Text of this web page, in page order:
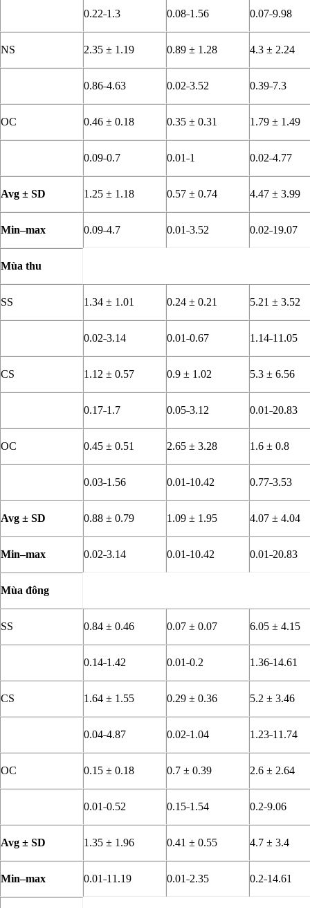
0.22˗1.3 0.08˗1.56 0.07˗9.98
NS 2.35 ± 1.19 0.89 ± 1.28 4.3 ± 2.24
0.86˗4.63 0.02˗3.52 0.39˗7.3
OC 0.46 ± 0.18 0.35 ± 0.31 1.79 ± 1.49
0.09˗0.7 0.01˗1 0.02˗4.77
Avg ± SD 1.25 ± 1.18 0.57 ± 0.74 4.47 ± 3.99
Min–max 0.09˗4.7 0.01˗3.52 0.02˗19.07
Mùa thu
SS 1.34 ± 1.01 0.24 ± 0.21 5.21 ± 3.52
0.02˗3.14 0.01˗0.67 1.14˗11.05
CS 1.12 ± 0.57 0.9 ± 1.02 5.3 ± 6.56
0.17˗1.7 0.05˗3.12 0.01˗20.83
OC 0.45 ± 0.51 2.65 ± 3.28 1.6 ± 0.8
0.03˗1.56 0.01˗10.42 0.77˗3.53
Avg ± SD 0.88 ± 0.79 1.09 ± 1.95 4.07 ± 4.04
Min–max 0.02˗3.14 0.01˗10.42 0.01˗20.83
Mùa đông
SS 0.84 ± 0.46 0.07 ± 0.07 6.05 ± 4.15
0.14˗1.42 0.01˗0.2 1.36˗14.61
CS 1.64 ± 1.55 0.29 ± 0.36 5.2 ± 3.46
0.04˗4.87 0.02˗1.04 1.23˗11.74
OC 0.15 ± 0.18 0.7 ± 0.39 2.6 ± 2.64
0.01˗0.52 0.15˗1.54 0.2˗9.06
Avg ± SD 1.35 ± 1.96 0.41 ± 0.55 4.7 ± 3.4
Min–max 0.01˗11.19 0.01˗2.35 0.2˗14.61